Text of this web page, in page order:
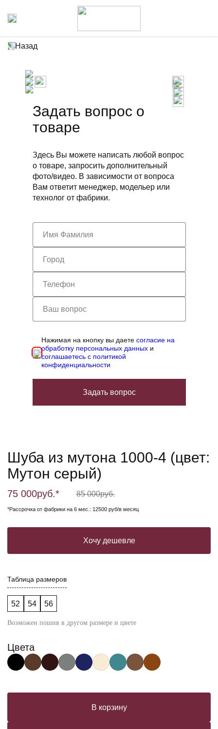
Назад
Задать вопрос о
товаре
Здесь Вы можете написать любой вопрос
о товаре, запросить дополнительный
фото/видео. В зависимости от вопроса
Вам ответит менеджер, модельер или
технолог от фабрики.
Нажимая на кнопку вы даетесогласие на
обработку персональных данных и
соглашаетесь с политикой
конфиденциальности
Задать вопрос
Шуба из мутона 1000-4 (цвет:
Мутон серый)
75 000руб.* 85 000руб.
*Рассрочка от фабрики на 6 мес.: 12500 руб/в месяц
Хочу дешевле
Таблица размеров
52 54 56
Возможен пошив в другом размере и цвете
Цвета
В корзину